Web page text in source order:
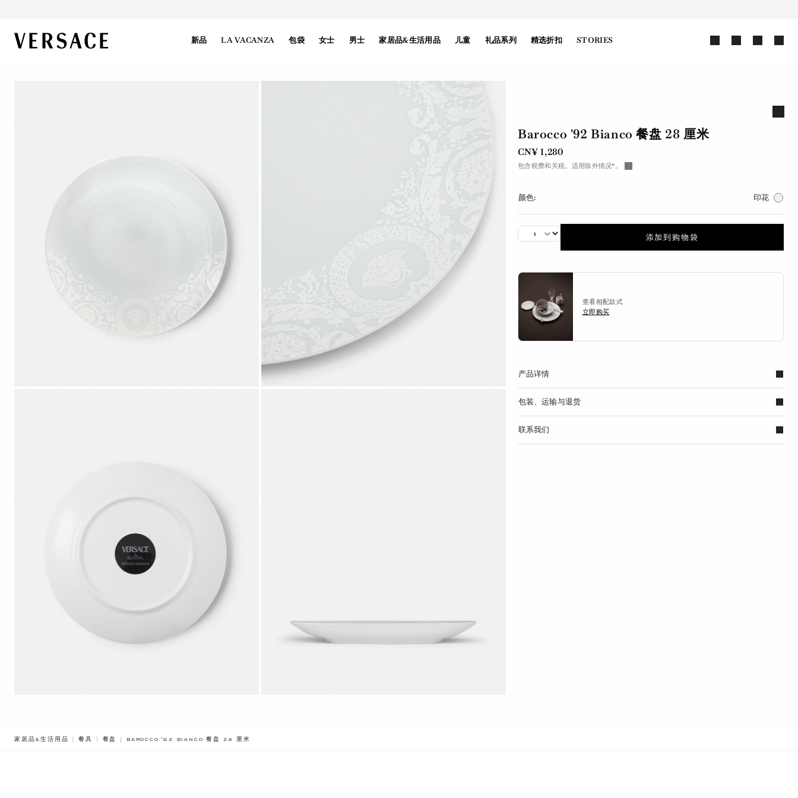
VERSACE | 主页 新品 LA VACANZA 包袋 女士 男士 家居品&生活用品 儿童 礼品系列 精选折扣 STORIES
Barocco '92 Bianco 餐盘 28 厘米
CN¥ 1,280
包含税费和关税。适用除外情况*。
颜色: 印花
添加到购物袋
查看相配款式
立即购买
产品详情
包装、运输与退货
联系我们
家居品&生活用品 餐具 餐盘 BREADCRUMB.ADA.LABEL.CURRENT
BAROCCO '92 BIANCO 餐盘 28 厘米